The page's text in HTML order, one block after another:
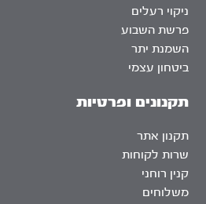
ניקוי רעלים
פרשת השבוע
השמנת יתר
ביטחון עצמי
תקנונים ופרטיות
תקנון אתר
שרות לקוחות
קנין רוחני
משלוחים